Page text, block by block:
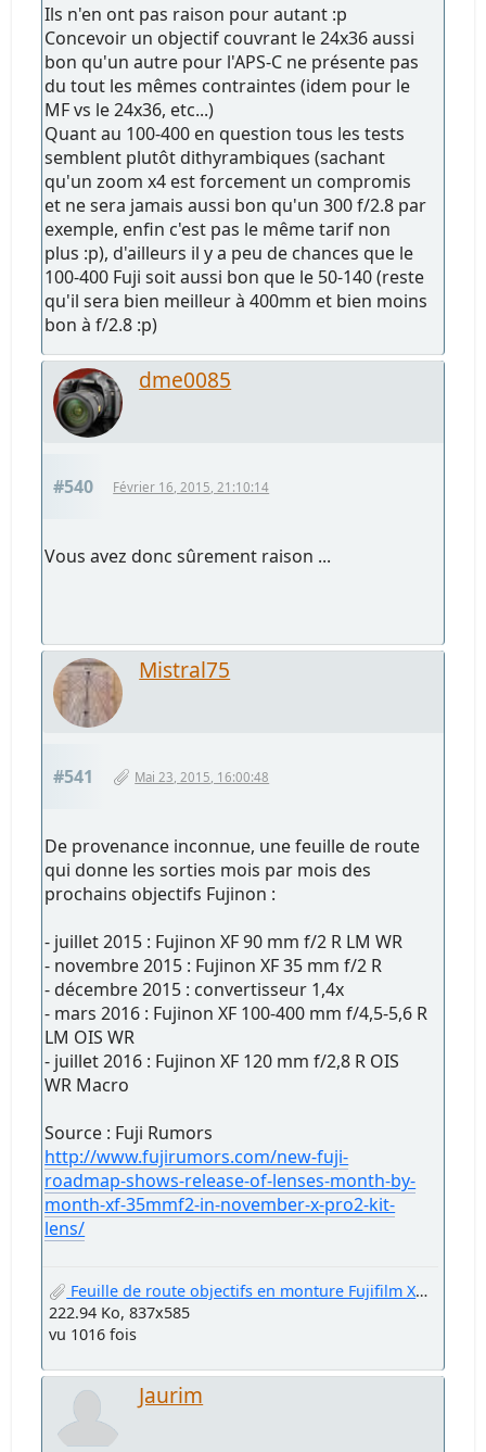
Ils n'en ont pas raison pour autant :p
Concevoir un objectif couvrant le 24x36 aussi
bon qu'un autre pour l'APS-C ne présente pas
du tout les mêmes contraintes (idem pour le
MF vs le 24x36, etc...)
Quant au 100-400 en question tous les tests
semblent plutôt dithyrambiques (sachant
qu'un zoom x4 est forcement un compromis
et ne sera jamais aussi bon qu'un 300 f/2.8 par
exemple, enfin c'est pas le même tarif non
plus :p), d'ailleurs il y a peu de chances que le
100-400 Fuji soit aussi bon que le 50-140 (reste
qu'il sera bien meilleur à 400mm et bien moins
bon à f/2.8 :p)
dme0085
#540 Février 16, 2015, 21:10:14
Vous avez donc sûrement raison ...
Mistral75
#541 Mai 23, 2015, 16:00:48
De provenance inconnue, une feuille de route
qui donne les sorties mois par mois des
prochains objectifs Fujinon :
- juillet 2015 : Fujinon XF 90 mm f/2 R LM WR
- novembre 2015 : Fujinon XF 35 mm f/2 R
- décembre 2015 : convertisseur 1,4x
- mars 2016 : Fujinon XF 100-400 mm f/4,5-5,6 R
LM OIS WR
- juillet 2016 : Fujinon XF 120 mm f/2,8 R OIS
WR Macro
Source : Fuji Rumors
http://www.fujirumors.com/new-fuji-
roadmap-shows-release-of-lenses-month-by-
month-xf-35mmf2-in-november-x-pro2-kit-
lens/
Feuille de route objectifs en monture Fujifilm X (mai 2015).jpg
222.94 Ko, 837x585
vu 1016 fois
Jaurim